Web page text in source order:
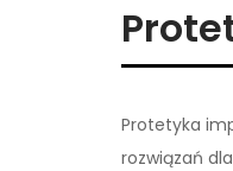
Protetyka
rozwiązań